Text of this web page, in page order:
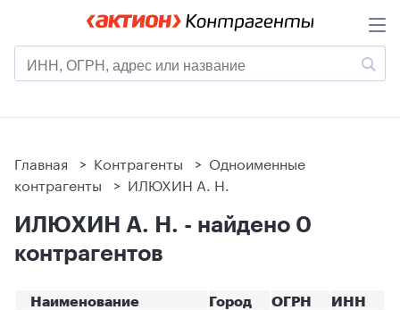
Главная > Контрагенты > Одноименные
контрагенты > ИЛЮХИН А. Н.
ИЛЮХИН А. Н. - найдено 0
контрагентов
Наименование Город ОГРН ИНН